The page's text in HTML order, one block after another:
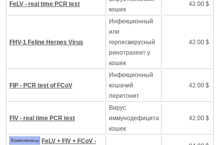
FeLV - real time PCR test
кошек
42.00 $
FHV-1 Feline Herpes Virus
Инфекционный
или
герпесвирусный
ринотрахеит у
кошек
42.00 $
FIP - PCR test of FCoV
Инфекционный
кошачий
перитонит
42.00 $
FIV - real time PCR test
Вирус
иммунодефицита
кошек
42.00 $
Комплексы
FeLV + FIV + FCoV -